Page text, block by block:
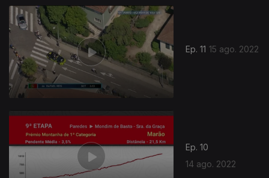
Ep. 11 15 ago. 2022
Ep. 10
14 ago. 2022